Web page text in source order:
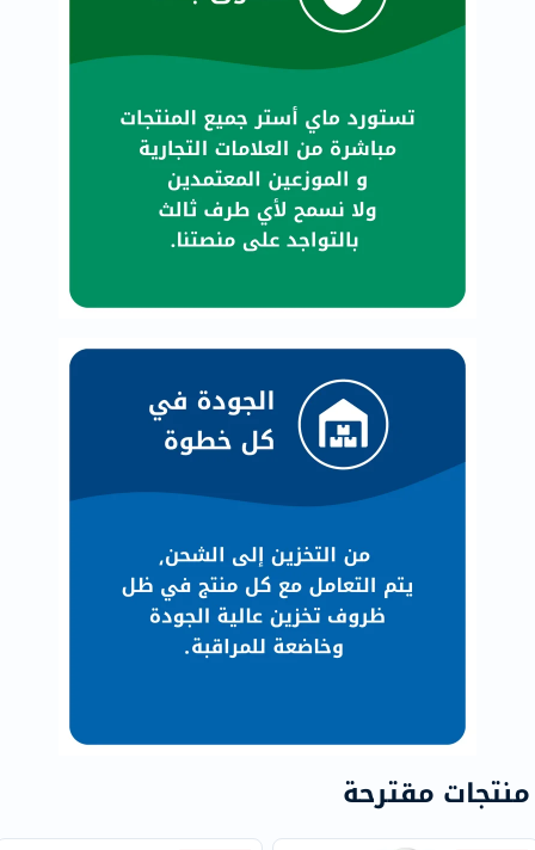
منتجات مقترحة